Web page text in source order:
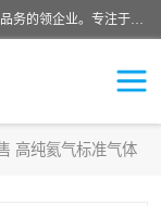
常州泳鑫气体有限公司是一家致力于为客户提供气体产品务的领企业。专注于环氧乙烷剂、环氧乙烷、高纯气体以及稀有和特种气体的研发、生产、销售和配送，产品广泛应用于医疗、电子、科研、化工、食品等多个领域。主要产品有：环氧乙烷灭菌剂，环氧乙烷，高纯氩，氮，氪，氙，氖，氘，笑，氦，氢，氧等各种稀有和特种气体。
高纯氦气标准气体